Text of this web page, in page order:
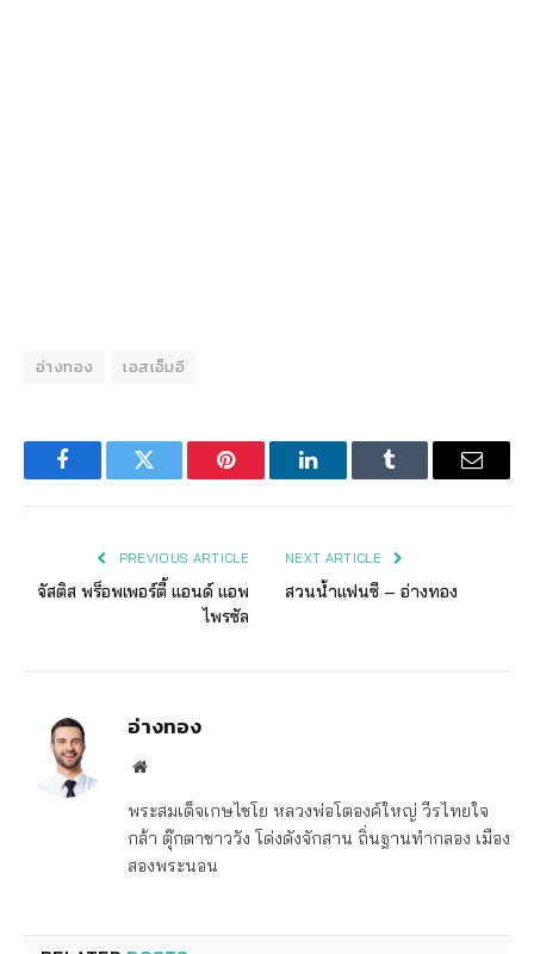
อ่างทอง เอสเอ็มอี
FacebookTwitter Pinterest LinkedInTumblr Email
PREVIOUS ARTICLE
จัสติส พร็อพเพอร์ตี้ แอนด์ แอพ
ไพรซัล
NEXT ARTICLE
สวนน้ำแฟนซี – อ่างทอง
อ่างทอง
Website
พระสมเด็จเกษไชโย หลวงพ่อโตองค์ใหญ่ วีรไทยใจ
กล้า ตุ๊กตาชาววัง โด่งดังจักสาน ถิ่นฐานทำกลอง เมือง
สองพระนอน